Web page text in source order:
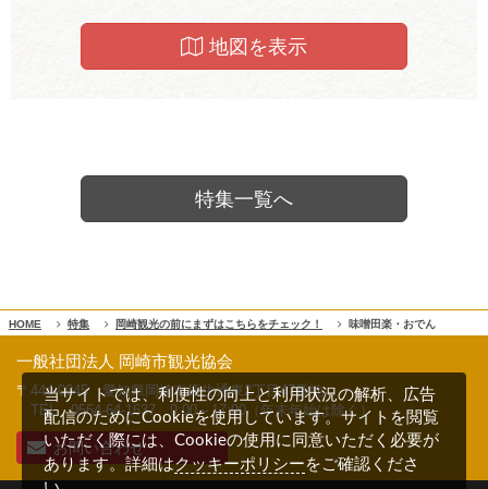
地図を表示
特集一覧へ
HOME 特集 岡崎観光の前にまずはこちらをチェック！ 味噌田楽・おでん
一般社団法人 岡崎市観光協会
〒444-0045 愛知県岡崎市康生通東2丁目47番地
TEL 0564-64-1637 9:00～17:00（年末年始は除く）
お問い合わせ
当サイトでは、利便性の向上と利用状況の解析、広告
配信のためにCookieを使用しています。サイトを閲覧
いただく際には、Cookieの使用に同意いただく必要が
あります。詳細はクッキーポリシー をご確認くださ